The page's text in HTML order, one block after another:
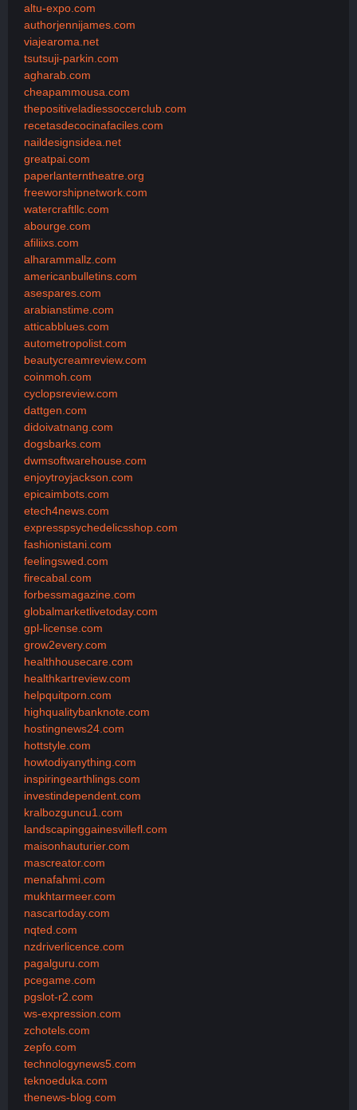
altu-expo.com
authorjennijames.com
viajearoma.net
tsutsuji-parkin.com
agharab.com
cheapammousa.com
thepositiveladiessoccerclub.com
recetasdecocinafaciles.com
naildesignsidea.net
greatpai.com
paperlanterntheatre.org
freeworshipnetwork.com
watercraftllc.com
abourge.com
afiliixs.com
alharammallz.com
americanbulletins.com
asespares.com
arabianstime.com
atticabblues.com
autometropolist.com
beautycreamreview.com
coinmoh.com
cyclopsreview.com
dattgen.com
didoivatnang.com
dogsbarks.com
dwmsoftwarehouse.com
enjoytroyjackson.com
epicaimbots.com
etech4news.com
expresspsychedelicsshop.com
fashionistani.com
feelingswed.com
firecabal.com
forbessmagazine.com
globalmarketlivetoday.com
gpl-license.com
grow2every.com
healthhousecare.com
healthkartreview.com
helpquitporn.com
highqualitybanknote.com
hostingnews24.com
hottstyle.com
howtodiyanything.com
inspiringearthlings.com
investindependent.com
kralbozguncu1.com
landscapinggainesvillefl.com
maisonhauturier.com
mascreator.com
menafahmi.com
mukhtarmeer.com
nascartoday.com
nqted.com
nzdriverlicence.com
pagalguru.com
pcegame.com
pgslot-r2.com
ws-expression.com
zchotels.com
zepfo.com
technologynews5.com
teknoeduka.com
thenews-blog.com